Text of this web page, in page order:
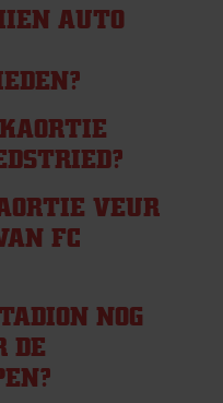
AUTO
VEUR
FC
NOG
DE